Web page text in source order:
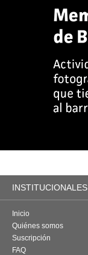
INSTITUCIONALES
Inicio
Quiénes somos
Suscripción
FAQ